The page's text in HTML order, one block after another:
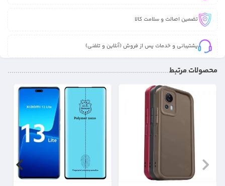
تضمین اصالت و سلامت کالا
پشتیبانی و خدمات پس از فروش (آنلاین و تلفنی)
محصولات مرتبط